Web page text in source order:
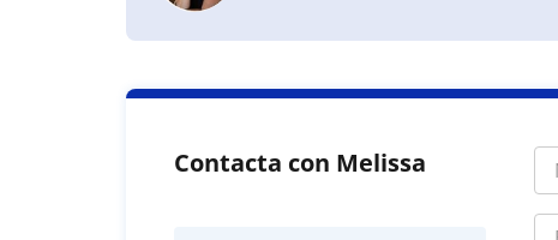
Contacta con Melissa